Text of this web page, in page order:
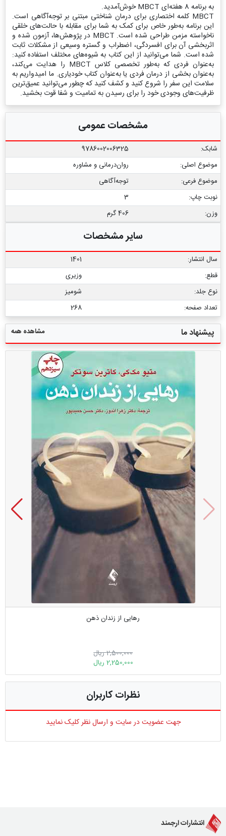
به برنامه 8 هفته‌‏ای MBCT خوش‌آمدید.
MBCT کلمه اختصاری برای درمان شناختی مبتنی بر توجه‌‏آگاهی است.
این برنامه به‌طور خاص برای کمک به شما برای مقابله با حالت‏‌های خلقی
ناخواسته مزمن طراحی شده است. MBCT در پژوهش‌ها، آزمون شده و
اثربخشی آن برای افسردگی، اضطراب و گستره وسیعی از مشکلات ثابت
شده است. شما می‌‏توانید از این کتاب به شیوه‌‏های مختلف استفاده کنید:
به‌عنوان فردی که به‌طور تخصصی کلاس MBCT را هدایت می‏‌کند،
به‌عنوان بخشی از درمان فردی یا به‌عنوان کتاب خودیاری. ما امیدواریم به
سلامت این سفر را شروع کنید و کشف کنید که چطور می‌‏توانید عمیق‌ترین
ظرفیت‏‌های وجودی خود را برای رسیدن به تمامیت و شفا قوت بخشید.
مشخصات عمومی
شابک:
9786002006325
موضوع اصلی:
روان‌درمانی و مشاوره
موضوع فرعی:
توجه‌آگاهی
نوبت چاپ:
3
وزن:
406 گرم
سایر مشخصات
سال انتشار:
1401
قطع:
وزیری
نوع جلد:
شومیز
تعداد صفحه:
268
پیشنهاد ما مشاهده همه
رهایی از زندان ذهن
2,500,000 ریال
2,250,000 ریال
نظرات کاربران
جهت عضویت در سایت و ارسال نظر کلیک نمایید
انتشارات ارجمند